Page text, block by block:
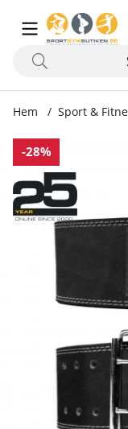
Hem Sport &
-28%
Produktbilder 4